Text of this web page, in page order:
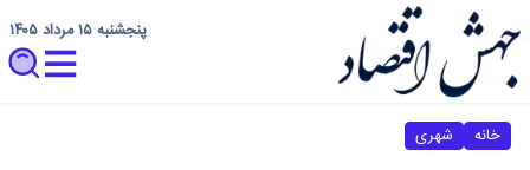
پنجشنبه ۱۵ مرداد ۱۴۰۵
خانه شهری